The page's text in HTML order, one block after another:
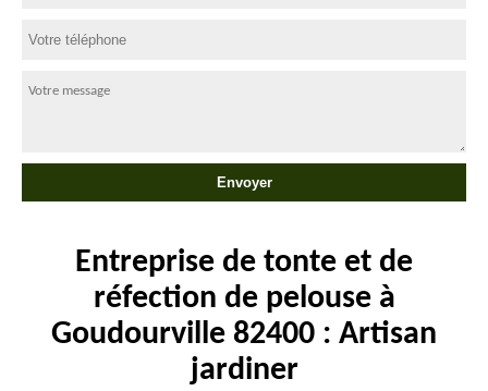
Entreprise de tonte et de
réfection de pelouse à
Goudourville 82400 : Artisan
jardiner